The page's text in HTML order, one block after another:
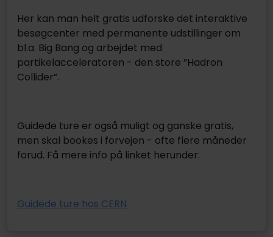
Her kan man helt gratis udforske det interaktive
besøgcenter med permanente udstillinger om
bl.a. Big Bang og arbejdet med
partikelacceleratoren - den store ”Hadron
Collider”.
Guidede ture er også muligt og ganske gratis,
men skal bookes i forvejen - ofte flere måneder
forud. Få mere info på linket herunder:
Guidede ture hos CERN